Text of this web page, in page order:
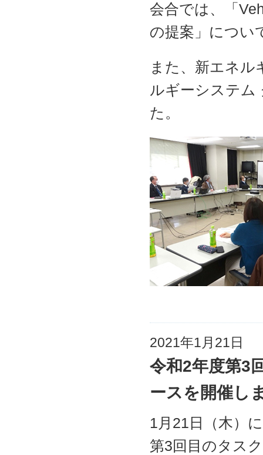
会合では、「
の提案」につい
また、新エネル
ルギーシステム
た。
2021年1月21日
令和2年度第3
ースを開催し
1月21日（木）
第3回目のタス